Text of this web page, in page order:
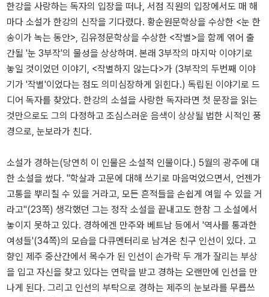
한강을 사랑하는 독자의 입장을 떠나, 서점 직원의 입장에서도 매 해
마다 소설가 한강의 신작을 기다렸다. 황순원문학상을 수상한 <눈 한
송이가 녹는 동안>, 김유정문학상을 수상한 <작별>을 함께 엮어 출
간될 '눈 3부작'의 물성을 상상하며. 본래 3부작의 마지막 이야기로
놓일 것이었던 이야기, <작별하지 않는다>가 (3부작의 두번째 이야
기가 '작별'이었다는 점도 의미심장하게 읽힌다.) 독립된 이야기로 드
디어 독자를 찾았다. 한강의 소설을 사랑한 독자라면 첫 문장을 읽는
것만으로도 그의 다정하고 조심스러운 음색이 상상될 법한 시적인 풍
경으로, 눈보라가 친다.
소설가 경하는(당연히 이 인물은 소설적 인물이다.) 5월의 광주에 대
한 소설을 썼다. "학살과 고문에 대해 쓰기로 마음먹었으면서, 언젠가
고통을 뿌리칠 수 있을 거라고, 모든 흔적들을 손쉽게 여읠 수 있을 거
라고"(23쪽) 생각했던 그는 정작 소설을 끝내고도 한참 그 소설에서
놓이지 못하고 있다. 경하에겐 만주와 베트남 등에서 '역사를 통과한
여성들'(34쪽)의 모습을 다큐멘터리로 남겨온 친구 인선이 있다. 고
향인 제주 중산간에서 목수가 된 인선이 손가락 두 개가 잘리는 부상
을 입고 자신을 찾고 있다는 연락을 받고 경하는 오랜만에 인선을 만
나게 된다. 그리고 인선의 부탁으로 경하는 제주의 눈보라를 무릅쓰